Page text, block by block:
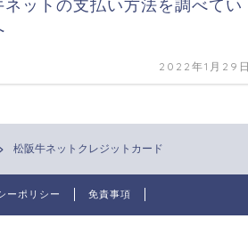
ネットの支払い方法を調べてい
2022年1月29
松阪牛ネットクレジットカード
ーポリシー 免責事項